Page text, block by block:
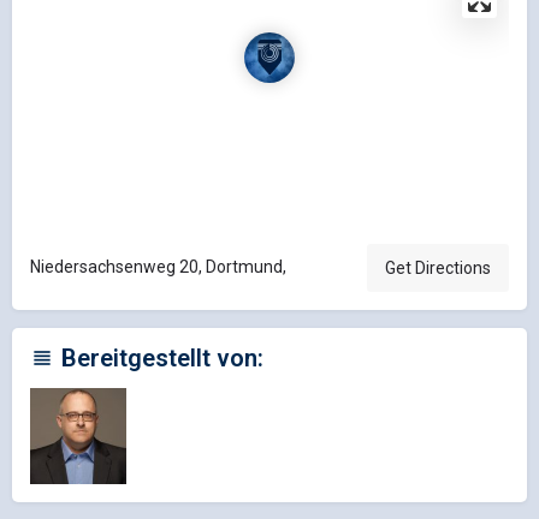
Niedersachsenweg 20, Dortmund, Get Directions
Bereitgestellt von: